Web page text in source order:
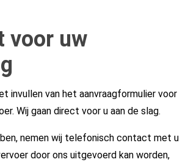
voor uw
invullen van het aanvraagformulier voor
Wij gaan direct voor u aan de slag.
nemen wij telefonisch contact met u
door ons uitgevoerd kan worden,